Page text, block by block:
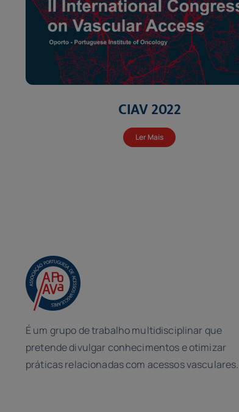
CIAV 2022
Ler Mais
É um grupo de trabalho multidisciplinar que
pretende divulgar conhecimentos e otimizar
práticas relacionadas com acessos vasculares.